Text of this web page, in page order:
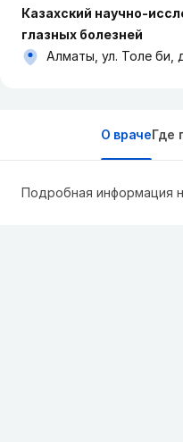
Казахский научно-
глазных болезней
Алматы, ул. Толе би,
О врачеГде
Подробная информация